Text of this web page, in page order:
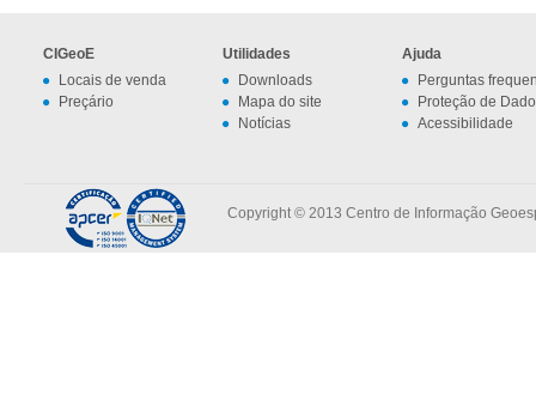
CIGeoE
Locais de venda
Preçário
Utilidades
Downloads
Mapa do site
Notícias
Ajuda
Perguntas
Proteção de
Acessibilidade
Copyright © 2013 Centro de Informação